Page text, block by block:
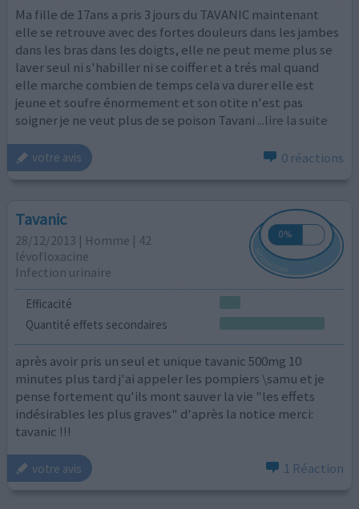
Ma fille de 17ans a pris 3 jours du TAVANIC maintenant
elle se retrouve avec des fortes douleurs dans les jambes
dans les bras dans les doigts, elle ne peut meme plus se
laver seul ni s'habiller ni se coiffer et a trés mal quand
elle marche combien de temps cela va durer elle est
jeune et soufre énormement et son otite n'est pas
soigner je ne veut plus de se poison Tavani ...lire la suite
votre avis 0 réactions
Tavanic
28/12/2013 | Homme | 42
lévofloxacine
Infection urinaire
Efficacité
Quantité effets secondaires
après avoir pris un seul et unique tavanic 500mg 10
minutes plus tard j'ai appeler les pompiers \samu et je
pense fortement qu'ils mont sauver la vie "les effets
indésirables les plus graves" d'après la notice merci:
tavanic !!!
votre avis 1 Réaction